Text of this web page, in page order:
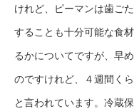
けれど、ピーマンは歯ご
することも十分可能な食
るかについてですが、早
のですけれど、４週間く
と言われています。冷蔵